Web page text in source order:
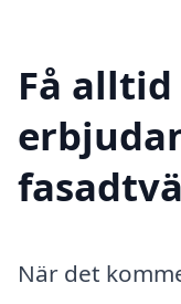
Få
När det